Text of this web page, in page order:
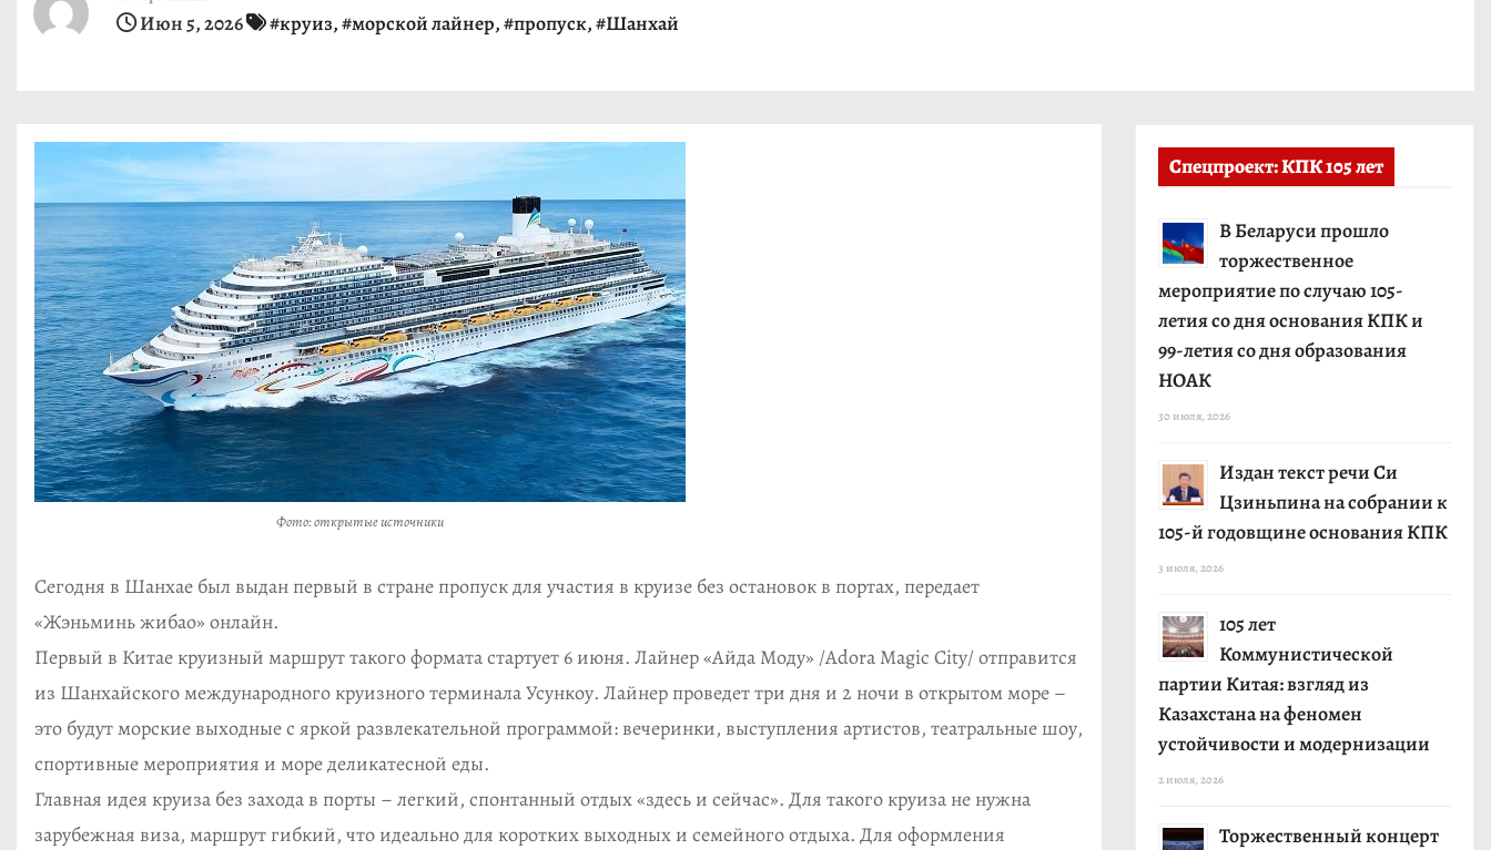
Июн 5, 2026 #круиз,#морской лайнер,#пропуск,#Шанхай
Фото: открытые источники
Сегодня в Шанхае был выдан первый в стране пропуск для участия в круизе без остановок в портах, передает
«Жэньминь жибао» онлайн.
Первый в Китае круизный маршрут такого формата стартует 6 июня. Лайнер «Айда Моду» /Adora Magic City/ отправится
из Шанхайского международного круизного терминала Усункоу. Лайнер проведет три дня и 2 ночи в открытом море –
это будут морские выходные с яркой развлекательной программой: вечеринки, выступления артистов, театральные шоу,
спортивные мероприятия и море деликатесной еды.
Главная идея круиза без захода в порты – легкий, спонтанный отдых «здесь и сейчас». Для такого круиза не нужна
зарубежная виза, маршрут гибкий, что идеально для коротких выходных и семейного отдыха. Для оформления
Спецпроект: КПК 105 лет
В Беларуси прошло
торжественное
мероприятие по случаю 105-
летия со дня основания КПК и
99-летия со дня образования
НОАК
30 июля, 2026
Издан текст речи Си
Цзиньпина на собрании к
105-й годовщине основания КПК
3 июля, 2026
105 лет
Коммунистической
партии Китая: взгляд из
Казахстана на феномен
устойчивости и модернизации
2 июля, 2026
Торжественный концерт